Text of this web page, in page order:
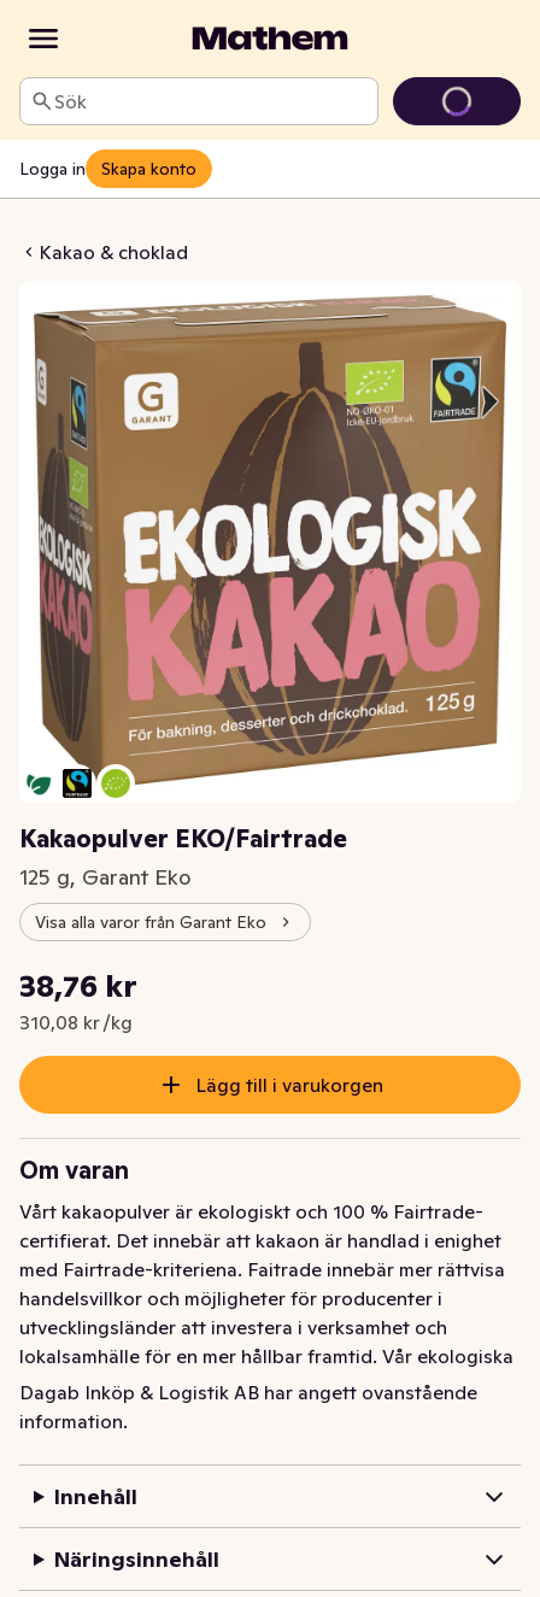
Sök
Logga in Skapa konto
Kakao & choklad
EKO/Fairtrade
Kakaopulver EKO/Fairtrade
125 g, Garant Eko
Visa alla varor från Garant Eko
Nuvarande pris är: 38,76 kr
38,76 kr
310,08 kr /kg
Styckpris: 310,08 kr /kg
Lägg till i varukorgen
Om varan
Vårt kakaopulver är ekologiskt och 100 % Fairtrade-
certifierat. Det innebär att kakaon är handlad i enighet
med Fairtrade-kriteriena. Faitrade innebär mer rättvisa
handelsvillkor och möjligheter för producenter i
utvecklingsländer att investera i verksamhet och
lokalsamhälle för en mer hållbar framtid. Vår ekologiska
kakao är framtagen utifrån Garants hållbarhetspolicy
som innebär att vi ständigt ska sträva efter att förbättra
Garants ekomärkning talar om att en vara är ekologisk
och ibland även KRAV-märkt. Vårt sortiment fylls hela
tiden på med fler EKO-varor.
Ekologisk kakao. För bakning, desserter och
Dagab Inköp & Logistik AB har angett ovanstående
information.
Innehåll
Näringsinnehåll